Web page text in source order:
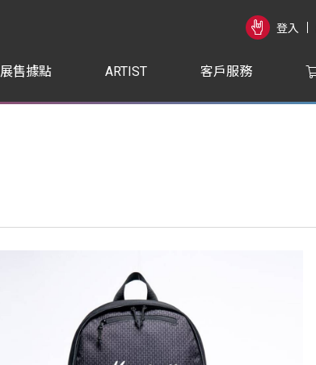
登入
展售據點 ARTIST 客戶服務